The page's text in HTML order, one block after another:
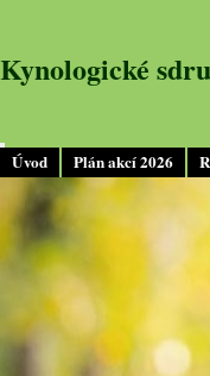
Úvod Plán akcí 2026
Kynologické